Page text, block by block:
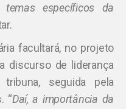
específicos da
facultará, no projeto
discurso de liderança
seguida pela
“Daí, a importância da